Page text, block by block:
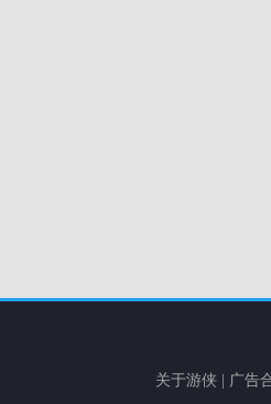
关于游侠
广告